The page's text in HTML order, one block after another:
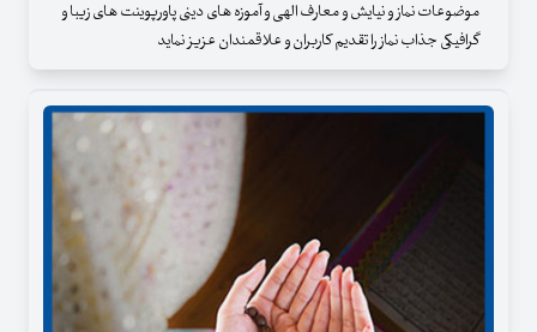
موضوعات نماز و نیایش و معارف الهی و آموزه های دینی پاورپوینت های زیبا و
گرافیکی جذاب نماز را تقدیم کاربران و علاقمندان عزیز نماید